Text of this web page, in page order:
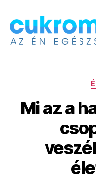
Mi az a